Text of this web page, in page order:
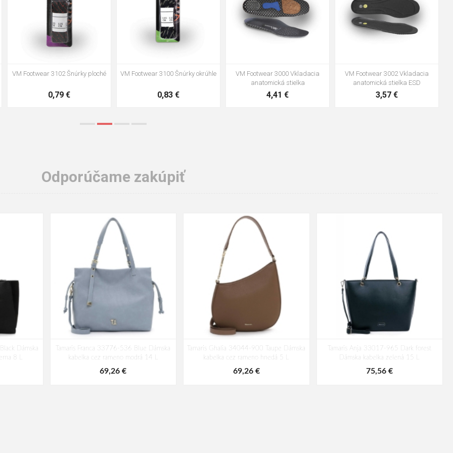
VM Footwear 3002 Vkladacia
3,57 €
VM Footwear 3900 Čistiaca huba
1,64 €
VM Footwear 3600 Impregnace
water stop
10,04 €
Vložka Bennon ABSORBA XTR
ESD
4,16 €
Odporúčame zakúpiť
Dámska
8 L
Tamaris Franca 33776-536 Blue Dámska
kabelka cez rameno modrá 14 L
69,26 €
Tamaris Ghalia 34044-900 Taupe Dámska
kabelka cez rameno hnedá 5 L
69,26 €
Tamaris Anja 33017-965 Dark forest
Dámska kabelka zelená 15 L
75,56 €